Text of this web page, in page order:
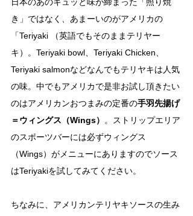
き」ではなく、あまーいのがアメリカの
「Teriyaki （英語でもそのままテリヤー
キ）。Teriyaki bowl、Teriyaki Chicken、
Teriyaki salmonなどなんでもテリヤキは人気
の味。中でもアメリカで是非お試し頂きたい
のはアメリカンおつまみの定番の手羽先揚げ
＝ウィングス（Wings）
。ストリップエリア
のスポーツバーには必ずウィングス
（Wings）がメニューにありますのでソース
はTeriyakiを試してみてください。
ちなみに、アメリカンテリヤキソースの生み